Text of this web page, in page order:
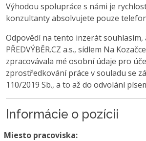
Výhodou spolupráce s námi je
konzultanty absolvujete pouze
Odpovědí na tento inzerát
PŘEDVÝBĚR.CZ a.s., sídlem Na
zpracovávala mé osobní údaje pro
zprostředkování práce v souladu se
110/2019 Sb., a to až do odvolání
Informácie o pozícii
Miesto pracoviska: